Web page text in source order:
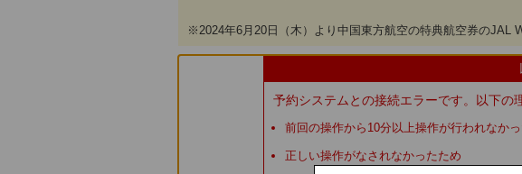
※2024年6月20日（木）より中国東方航空の特典航空券のJAL
予約システムとの接続エラーです。以下の
前回の操作から10分以上操作が行われなか
正しい操作がなされなかったため